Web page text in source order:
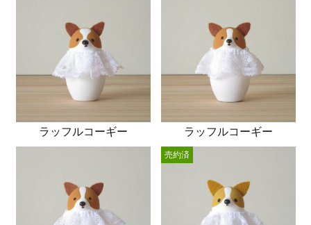
ラッフルコーギー ラッフルコーギー
売約済